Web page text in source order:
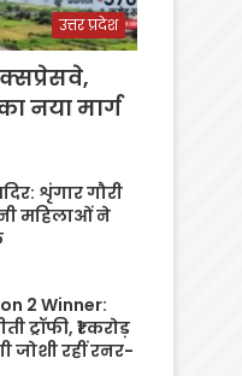
उत्तर प्रदेश
नया मार्ग
शृंगार गौरी
महिलाओं ने
2 Winner:
ट्रॉफी, ₹1 करोड़
जोशी रहीं रनर-